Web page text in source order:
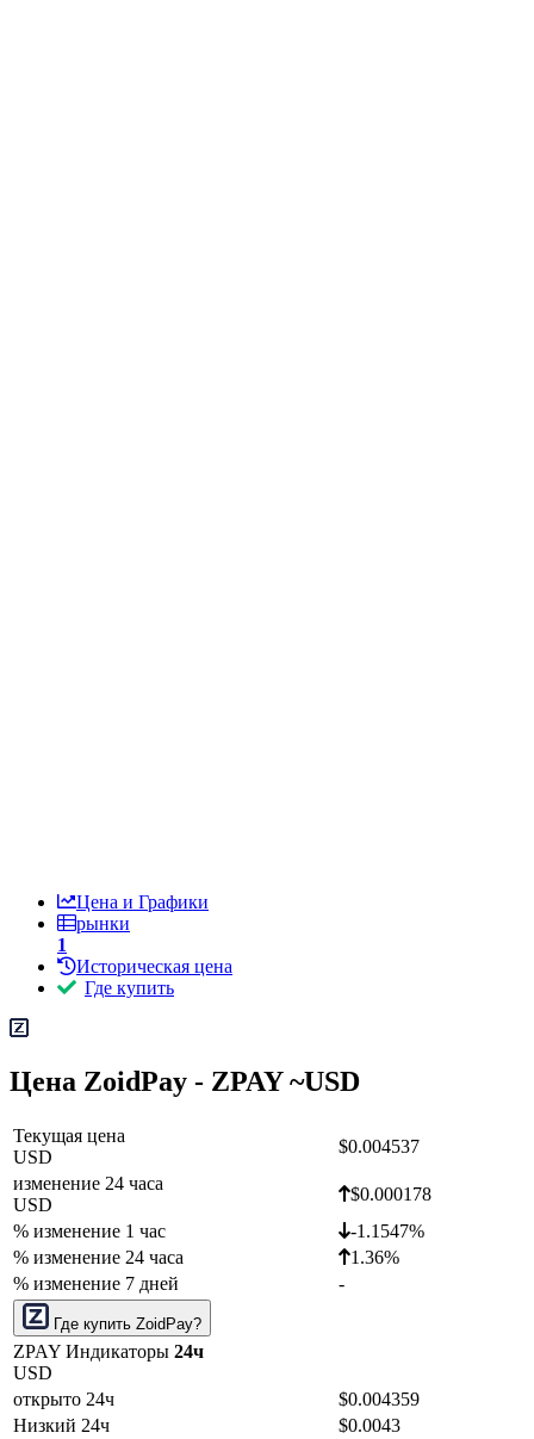
Цена и Графики
рынки
1
Историческая цена
Где купить
Цена ZoidPay - ZPAY ~USD
Текущая цена
USD
$0.004537
изменение 24 часа
USD
$0.000178
% изменение 1 час
-1.1547%
% изменение 24 часа
1.36%
% изменение 7 дней
-
Где купить ZoidPay?
ZPAY Индикаторы 24ч
USD
открыто 24ч
$0.004359
Низкий 24ч
$0.0043